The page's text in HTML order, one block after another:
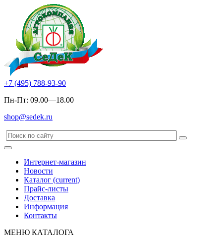
+7 (495) 788-93-90
Пн-Пт: 09.00—18.00
shop@sedek.ru
Интернет-магазин
Новости
Каталог (current)
Прайс-листы
Доставка
Информация
Контакты
МЕНЮ КАТАЛОГА